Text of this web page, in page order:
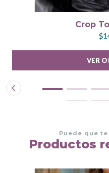
Crop
VER
Puede que
Productos